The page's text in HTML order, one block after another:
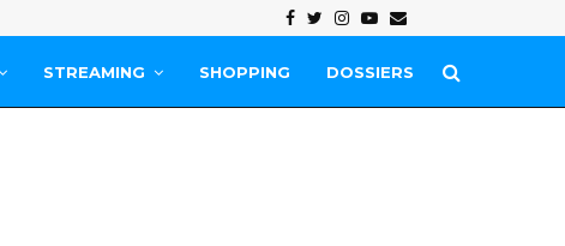
Facebook
Twitter
Instagram
Youtube
Email
STREAMING SHOPPING DOSSIERS